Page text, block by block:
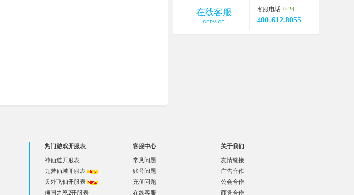
在线客服
SERVICE
客服电话 7×24
400-612-8055
热门游戏开服表
神仙道开服表
九梦仙域开服表
天外飞仙开服表
倾国之怒2开服表
客服中心
常见问题
账号问题
充值问题
在线客服
关于我们
友情链接
广告合作
公会合作
商务合作